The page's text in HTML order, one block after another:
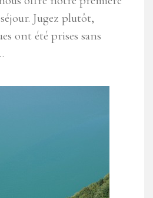
Jugez plutôt,
ont été prises sans